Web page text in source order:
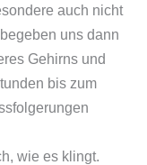
auch nicht
uns dann
Gehirns und
bis zum
wie es klingt.